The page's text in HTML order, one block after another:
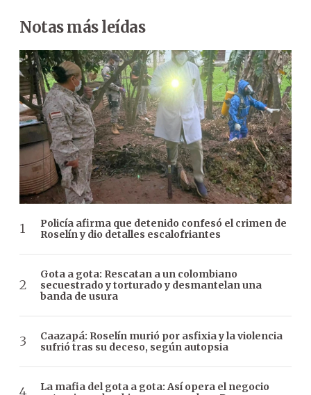
Notas más leídas
Policía afirma que detenido confesó el crimen de
Roselín y dio detalles escalofriantes
Gota a gota: Rescatan a un colombiano
secuestrado y torturado y desmantelan una
banda de usura
Caazapá: Roselín murió por asfixia y la violencia
sufrió tras su deceso, según autopsia
La mafia del gota a gota: Así opera el negocio